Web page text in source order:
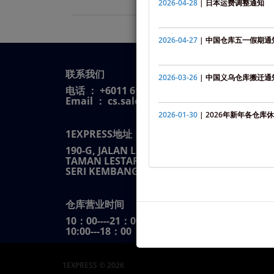
联系我们
电话 ： +6011 6139 8020
Email ： cs.sales@1express.my
1EXPRESS地址
190-G, JALAN LP 7/4
TAMAN LESTARI PERDANA, 43300
SERI KEMBANGAN SELANGOR
仓库营业时间
10：00----21：00 (周一至周五)
10:00---18：00（周六）
1EXPRESS © 2026
2026-04-28 | 日本运费调整通知
2026-04-27 | 中国仓库五一假期通
2026-03-26 | 中国义乌仓库搬迁通
2026-01-30 | 2026年新年各仓库